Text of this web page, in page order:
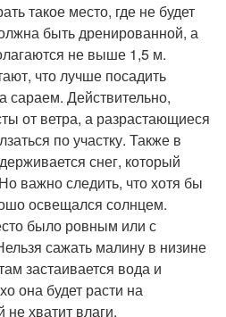
такое место, где не будет
быть дренированной, а
не выше 1,5 м.
что лучше посадить
сараем. Действительно,
от ветра, а разрастающиеся
по участку. Также в
снег, который
важно следить, что хотя бы
освещался солнцем.
было ровным или с
сажать малину в низине
застаивается вода и
она будет расти на
хватит влаги.